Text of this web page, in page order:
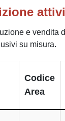
e vendita
su misura.
Codice
Area